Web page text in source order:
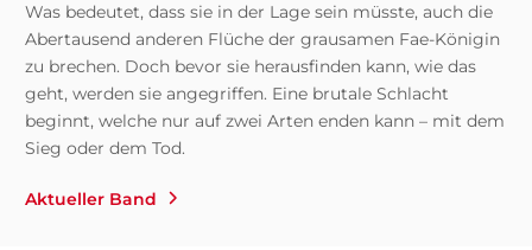
Was bedeutet, dass sie in der Lage sein müsste, auch die
Abertausend anderen Flüche der grausamen Fae-Königin
zu brechen. Doch bevor sie herausfinden kann, wie das
geht, werden sie angegriffen. Eine brutale Schlacht
beginnt, welche nur auf zwei Arten enden kann – mit dem
Sieg oder dem Tod.
Aktueller Band